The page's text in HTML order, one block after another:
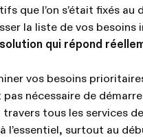
que l’on s’était fixés au
la liste de vos besoins
qui répond
vos besoins
pas nécessaire de
tous les services
l’essentiel, surtout au